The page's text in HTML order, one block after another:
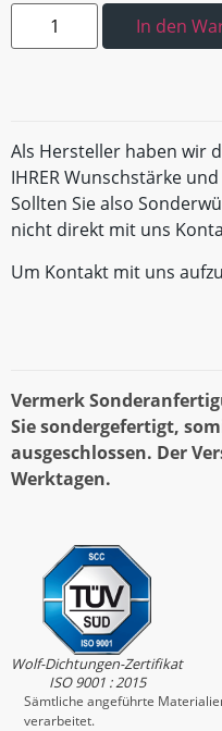
In den
Als Hersteller haben wir
IHRER Wunschstärke
Sollten Sie also
nicht direkt mit uns
Um Kontakt mit uns
Vermerk
Sie sondergefertigt,
ausgeschlossen. Der
Werktagen.
Wolf-Dichtungen-Zertifikat
ISO 9001 : 2015
Sämtliche angeführte
verarbeitet.